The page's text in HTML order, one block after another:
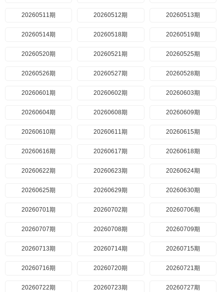
20260511期 20260512期 20260513期
20260514期 20260518期 20260519期
20260520期 20260521期 20260525期
20260526期 20260527期 20260528期
20260601期 20260602期 20260603期
20260604期 20260608期 20260609期
20260610期 20260611期 20260615期
20260616期 20260617期 20260618期
20260622期 20260623期 20260624期
20260625期 20260629期 20260630期
20260701期 20260702期 20260706期
20260707期 20260708期 20260709期
20260713期 20260714期 20260715期
20260716期 20260720期 20260721期
20260722期 20260723期 20260727期